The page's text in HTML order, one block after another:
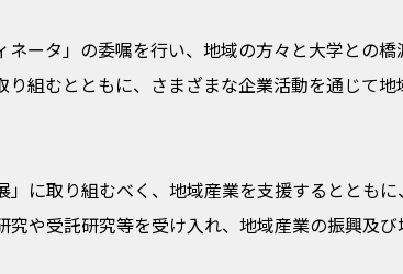
ータ」の委嘱を行い、地域の方々と大学との
組むとともに、さまざまな企業活動を通じて
に取り組むべく、地域産業を支援するととも
や受託研究等を受け入れ、地域産業の振興及